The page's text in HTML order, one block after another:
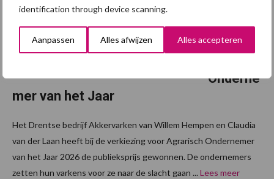
identification through device scanning.
Aanpassen Alles afwijzen Alles accepteren
prijs
Agrarisc
Onderne
mer van het Jaar
Het Drentse bedrijf Akkervarken van Willem Hempen en Claudia
van der Laan heeft bij de verkiezing voor Agrarisch Ondernemer
van het Jaar 2026 de publieksprijs gewonnen. De ondernemers
zetten hun varkens voor ze naar de slacht gaan ... Lees meer